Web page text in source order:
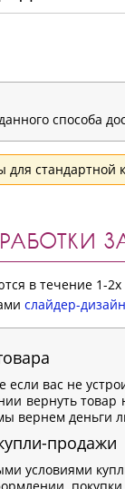
способа
для стандартной
в течение 1-
слайдер-дизайн
если вас не
вернуть товар
вернем деньги
продажи
условиями